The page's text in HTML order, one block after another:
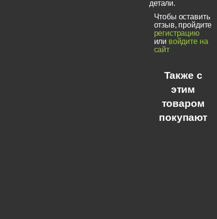
детали.
Чтобы оставить
отзыв, пройдите
регистрацию
или войдите на
сайт
Также с
этим
товаром
покупают